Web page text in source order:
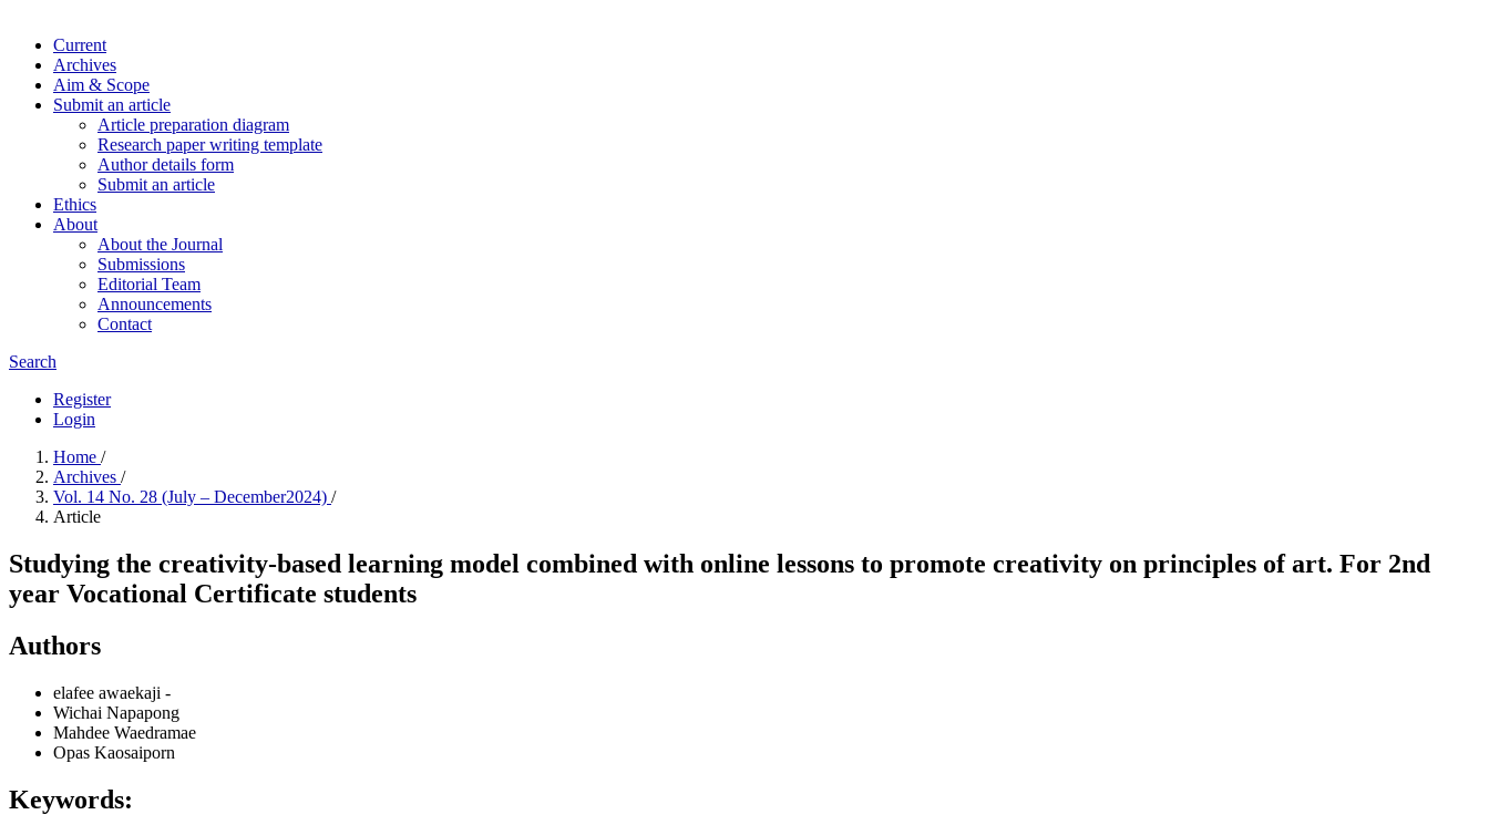
Current
Archives
Aim & Scope
Submit an article
Article preparation diagram
Research paper writing template
Author details form
Submit an article
Ethics
About
About the Journal
Submissions
Editorial Team
Announcements
Contact
Search
Register
Login
Home /
Archives /
Vol. 14 No. 28 (July – December2024) /
Article
Studying the creativity-based learning model combined with online lessons to promote creativity on principles of art. For 2nd
year Vocational Certificate students
Authors
elafee awaekaji -
Wichai Napapong
Mahdee Waedramae
Opas Kaosaiporn
Keywords: